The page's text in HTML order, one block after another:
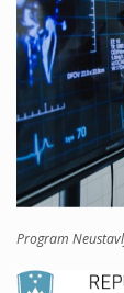
Program